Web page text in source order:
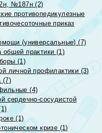
№187н (2)
противопедикулезные
приказ
(универсальные) (7)
практики (1)
(1)
личной профилактики (3)
(7)
(4)
сердечно-сосудистой
(1)
кризе (1)